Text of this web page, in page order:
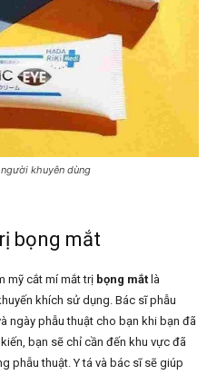
khuyên dùng
bọng mắt
mỹ cắt mí mắt trị bọng mắt là
khích sử dụng. Bác sĩ phẫu
ngày phẫu thuật cho bạn khi bạn đã
bạn sẽ chỉ cần đến khu vực đã
phẫu thuật. Y tá và bác sĩ sẽ giúp